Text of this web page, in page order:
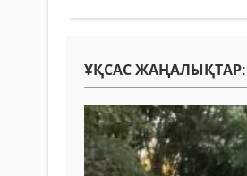
ҰҚСАС ЖАҢАЛЫҚТАР: